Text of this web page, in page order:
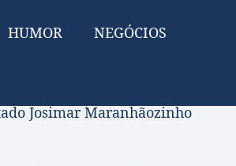
HUMOR NEGÓCIOS
Josimar Maranhãozinho